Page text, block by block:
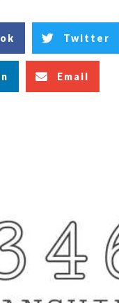
Twitter
Email